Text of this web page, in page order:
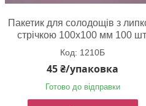
Пакетик для солодощів з
стрічкою 100х100 мм 100
1210Б
45 ₴/упаковка
Готово до відправки